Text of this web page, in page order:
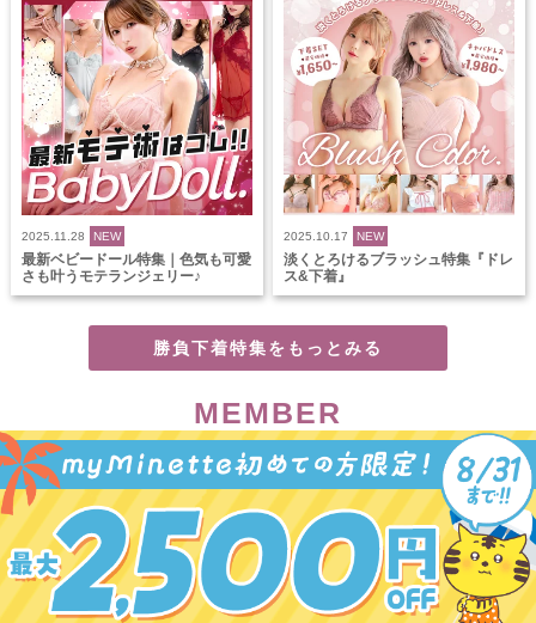
2025.11.28 NEW
最新ベビードール特集｜色気も可愛
さも叶うモテランジェリー♪
2025.10.17 NEW
淡くとろけるブラッシュ特集『ドレ
ス&下着』
勝負下着特集をもっとみる
MEMBER